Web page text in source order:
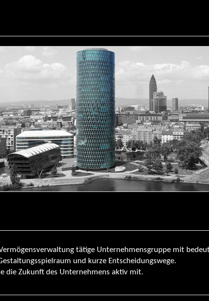
tätige Unternehmensgruppe mit
und kurze Entscheidungswege.
die Zukunft des Unternehmens aktiv mit.